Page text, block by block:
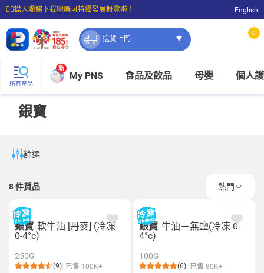
☝🏼㩒入嚟睇下我哋嘅可持續發展概覽啦！
⭐購物滿$399即享免費送貨；滿$100即可免費店取。
English
送貨上門
0
所有產品
新
My PNS 食品及飲品 母嬰 個人
銀寶
篩選
8件貨品 熱門
銀寶 軟牛油 [丹麥] (冷凍
0-4°c)
250G
(9) 已售 100K+
銀寶 牛油－無鹽(冷凍 0-
4°c)
100G
(6) 已售 80K+